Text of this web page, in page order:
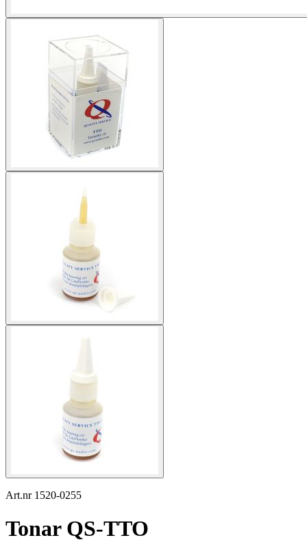
Art.nr 1520-0255
Tonar QS-TTO